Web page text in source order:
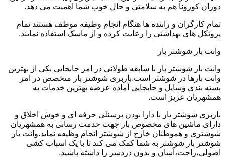
دوران کورونا هم به سلامتی و حال خوب شما اهمیت می دهد.
تمام کارگران و راننده ها هنگام انجام وظیفه موظف هستند تمام
پروتکل های بهداشتی را رعایت کرده و از ماسک استفاده نمایند.
وانت بار شوشتر بار
وانت بار شوشتر بار با سابقه طولانی در امر جابجایی یکی از بهترین
وانت بارها در شوشتر است.باربری شوشتر بار متخصص در امر
بسته بندی وسایل و جابجایی آماده عرضه بهترین خدمات به
همشهریان عزیز است.
باربری شوشتر بار با دارا بودن پرسنلی حرفه ای و خوش اخلاق و
دارای ماشین های مخصوص بار جهت خدمت رسانی به همشهریان
شوشتری و هموطنان خارج از شوشتر انجام وظیفه نماید.وانت بار
شوشتر بار شوشتر به شما کمک می کند تا با یک اسباب کشی
اصولی،راحت،آسان و بدون دردسر را داشته باشید.